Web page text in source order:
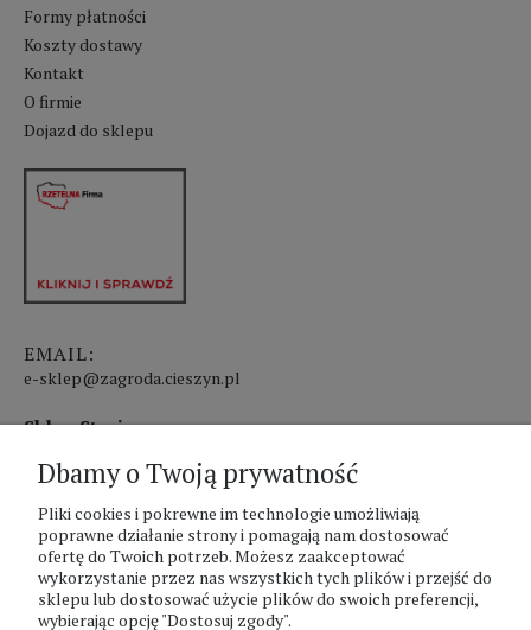
Formy płatności
Koszty dostawy
Kontakt
O firmie
Dojazd do sklepu
EMAIL:
e-sklep@zagroda.cieszyn.pl
Sklep Stacjonarny czynny:
pon.-pt. 8:00 - 17:00
sobota 8:00 - 13:00
PHU Zagroda A.Szlaur
ZAGRODA Centrum Ogrodnicze
Dbamy o Twoją prywatność
Pliki cookies i pokrewne im technologie umożliwiają
poprawne działanie strony i pomagają nam dostosować
ofertę do Twoich potrzeb. Możesz zaakceptować
wykorzystanie przez nas wszystkich tych plików i przejść do
sklepu lub dostosować użycie plików do swoich preferencji,
wybierając opcję "Dostosuj zgody".